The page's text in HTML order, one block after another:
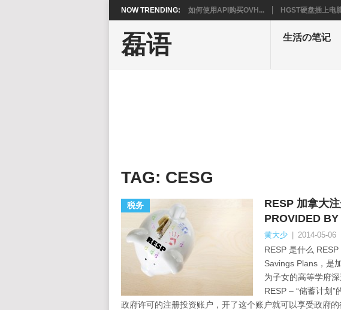
NOW TRENDING: 如何使用API购买OVH... HGST硬盘插上电
磊语 生活の笔记
TAG: CESG
税务
RESP 加拿大
PROVIDED
黄大少 2014-05-06
RESP 是什么
Savings Plans，是
为子女的高等学府
RESP – “储蓄计划
政府许可的注册投资账户，开了这个账户就可以享受政府